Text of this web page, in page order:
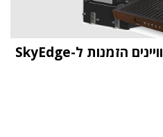
גילת קיבלה ממפעילת לוויינים הזמנות ל-SkyEdge